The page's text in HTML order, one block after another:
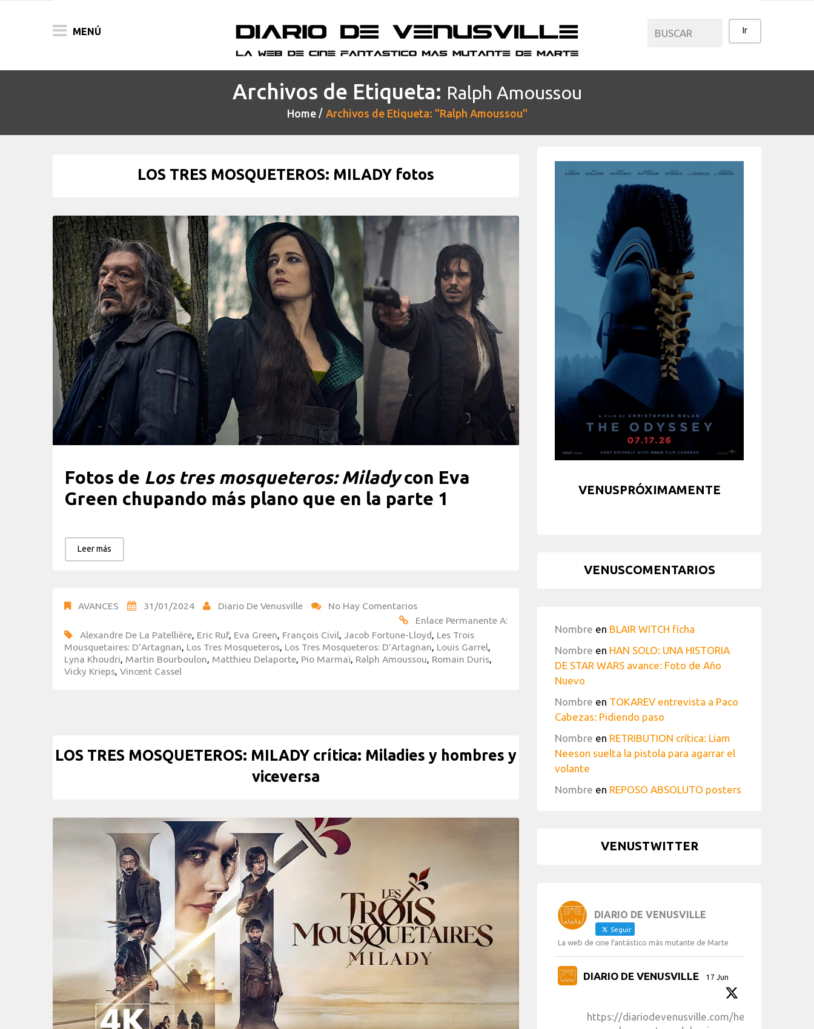
MENÚ
Archivos de Etiqueta: Ralph Amoussou
Home Archivos de Etiqueta: "Ralph Amoussou"
LOS TRES MOSQUETEROS: MILADY fotos
Fotos de Los tres mosqueteros: Miladycon Eva
Green chupando más plano que en la parte 1
Leer más
AVANCES 31/01/2024 Diario De Venusville
No Hay Comentarios
Enlace Permanente A:
Alexandre De La Patellière, Eric Ruf, Eva Green, François Civil, Jacob Fortune-Lloyd, Les Trois
Mousquetaires: D’Artagnan, Los Tres Mosqueteros, Los Tres Mosqueteros: D’Artagnan, Louis Garrel,
Lyna Khoudri, Martin Bourboulon, Matthieu Delaporte, Pio Marmaï, Ralph Amoussou, Romain Duris,
Vicky Krieps, Vincent Cassel
LOS TRES MOSQUETEROS: MILADY crítica: Miladies y hombres y
viceversa
VENUSPRÓXIMAMENTE
VENUSCOMENTARIOS
Nombre en BLAIR WITCH ficha
Nombre en HAN SOLO: UNA HISTORIA
DE STAR WARS avance: Foto de Año
Nuevo
Nombre en TOKAREV entrevista a Paco
Cabezas: Pidiendo paso
Nombre en RETRIBUTION crítica: Liam
Neeson suelta la pistola para agarrar el
volante
Nombre en REPOSO ABSOLUTO posters
VENUSTWITTER
DIARIO DE VENUSVILLE
Seguir
La web de cine fantástico más mutante de Marte
DIARIO DE VENUSVILLE 17 Jun
https://diariodevenusville.com/he-